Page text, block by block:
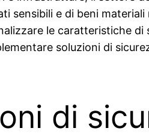
sensibili e di beni materiali
le caratteristiche di
soluzioni di
di